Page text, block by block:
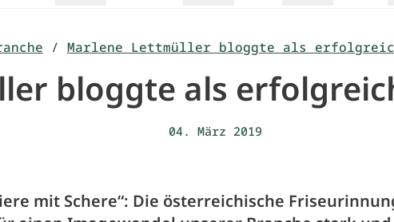
/ Marlene Lettmüller bloggte als
bloggte als
04. März 2019
mit Schere“: Die österreichische